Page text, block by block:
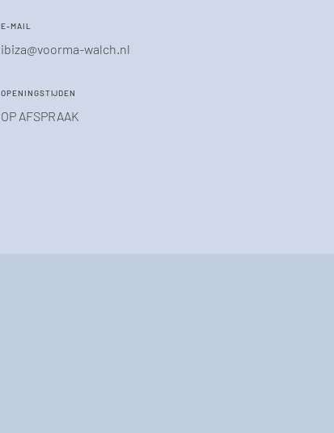
E-MAIL
ibiza@voorma-walch.nl
OPENINGSTIJDEN
OP AFSPRAAK